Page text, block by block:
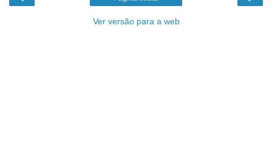
Ver versão para a web